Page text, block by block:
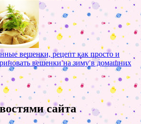
вешенки, рецепт как просто и
вешенки на зиму в домашних
сайта